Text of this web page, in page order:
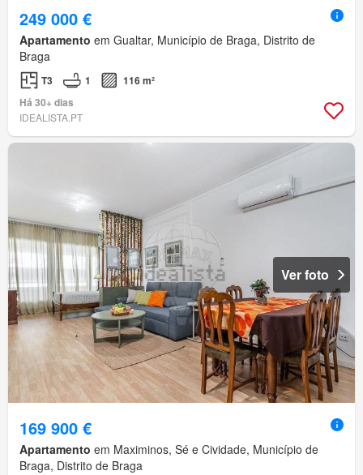
249 000 €
Apartamento em Gualtar, Município de Braga, Distrito de
Braga
T3 1
116 m²
Há 30+ dias
IDEALISTA.PT
Ver foto
169 900 €
Apartamento em Maximinos, Sé e Cividade, Município de
Braga, Distrito de Braga